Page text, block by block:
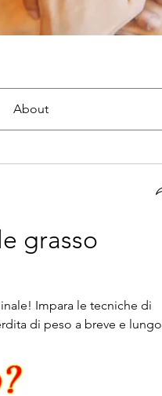
About
grasso
Impara le tecniche di
di peso a breve e lungo